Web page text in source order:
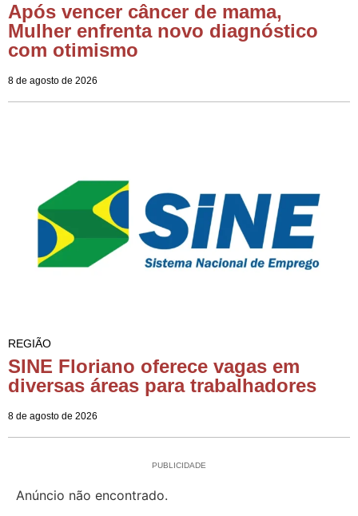
Após vencer câncer de mama,
Mulher enfrenta novo diagnóstico
com otimismo
8 de agosto de 2026
REGIÃO
SINE Floriano oferece vagas em
diversas áreas para trabalhadores
8 de agosto de 2026
PUBLICIDADE
Anúncio não encontrado.